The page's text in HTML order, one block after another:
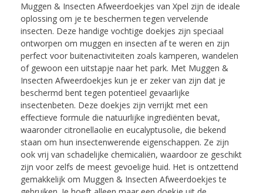
Muggen & Insecten Afweerdoekjes van Xpel zijn de ideale
oplossing om je te beschermen tegen vervelende
insecten. Deze handige vochtige doekjes zijn speciaal
ontworpen om muggen en insecten af te weren en zijn
perfect voor buitenactiviteiten zoals kamperen, wandelen
of gewoon een uitstapje naar het park. Met Muggen &
Insecten Afweerdoekjes kun je er zeker van zijn dat je
beschermd bent tegen potentieel gevaarlijke
insectenbeten. Deze doekjes zijn verrijkt met een
effectieve formule die natuurlijke ingrediënten bevat,
waaronder citronellaolie en eucalyptusolie, die bekend
staan om hun insectenwerende eigenschappen. Ze zijn
ook vrij van schadelijke chemicaliën, waardoor ze geschikt
zijn voor zelfs de meest gevoelige huid. Het is ontzettend
gemakkelijk om Muggen & Insecten Afweerdoekjes te